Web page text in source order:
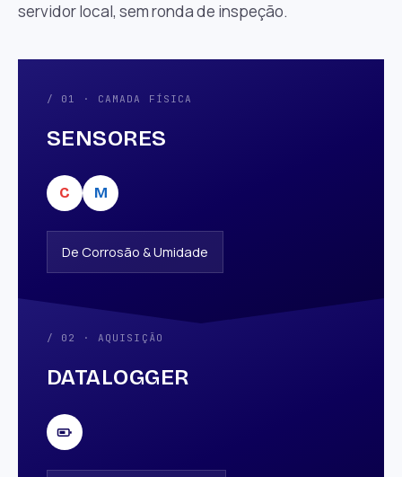
servidor local, sem ronda de inspeção.
/ 01 · CAMADA FÍSICA
SENSORES
C M
De Corrosão & Umidade
/ 02 · AQUISIÇÃO
DATALOGGER